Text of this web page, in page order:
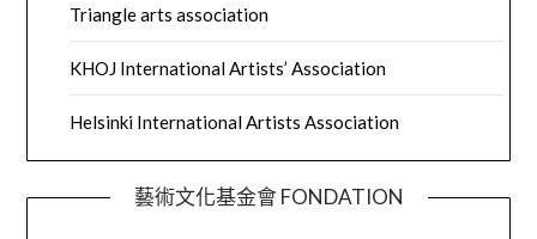
Triangle arts association
KHOJ International Artists’ Association
Helsinki International Artists Association
藝術文化基金會 FONDATION